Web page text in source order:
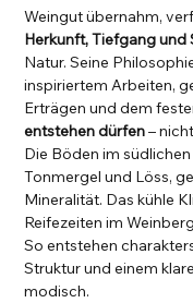
Weingut übernahm,
Herkunft, Tiefgang und
Natur. Seine
inspiriertem Arbeiten,
Erträgen und dem
entstehen dürfen–
Die Böden im
Tonmergel und Löss,
Mineralität. Das kühle
Reifezeiten im
So entstehen
Struktur und einem
modisch.